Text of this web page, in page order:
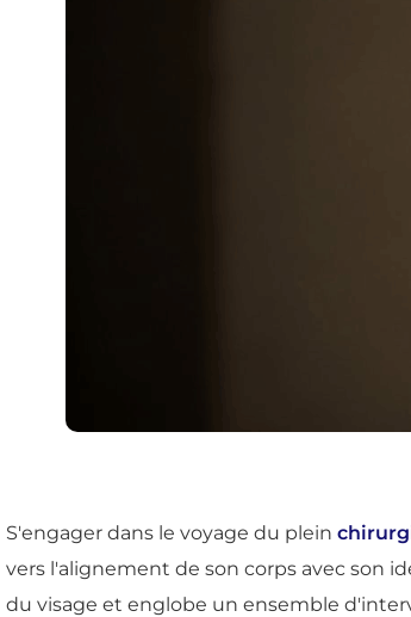
S'engager dans le voyage du plein
vers l'alignement de son corps avec son
du visage et englobe un ensemble